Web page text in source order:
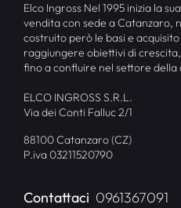
Elco Ingross Nel 1995 inizia la
vendita con sede a Catanzaro,
costruito però le basi e
raggiungere obiettivi di
fino a confluire nel settore della
ELCO INGROSS S.R.L.
Via dei Conti Falluc 2/1
88100 Catanzaro (CZ)
P.iva 03211520790
Contattaci 0961367091